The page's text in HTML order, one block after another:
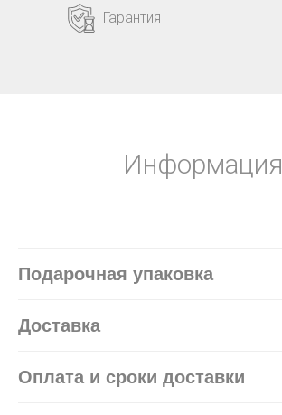
Гарантия
Информация
Подарочная упаковка
Доставка
Оплата и сроки доставки